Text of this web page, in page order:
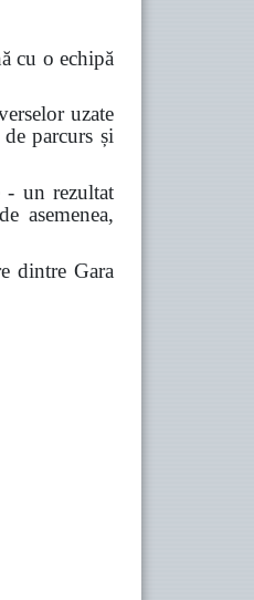
cu o echipă
uzate
parcurs și
- un rezultat
asemenea,
dintre Gara